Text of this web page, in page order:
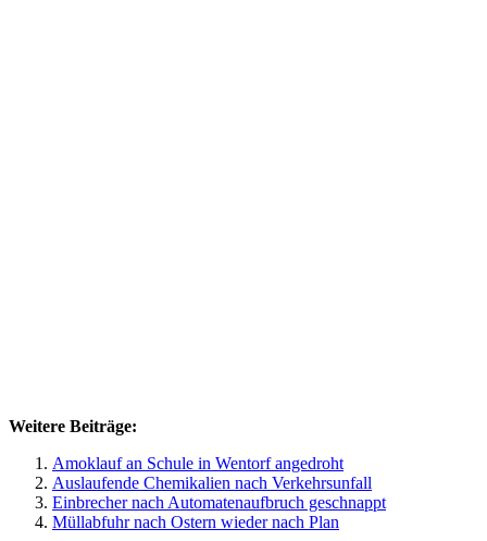
Weitere Beiträge:
Amoklauf an Schule in Wentorf angedroht
Auslaufende Chemikalien nach Verkehrsunfall
Einbrecher nach Automatenaufbruch geschnappt
Müllabfuhr nach Ostern wieder nach Plan